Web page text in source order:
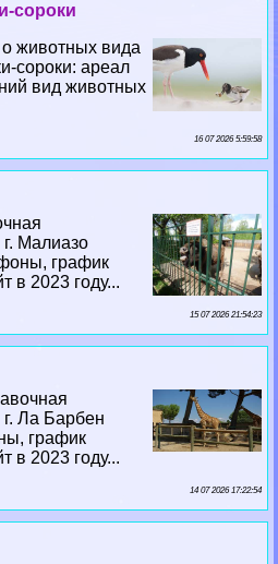
сороки
животных вида
сороки: ареал
вид животных
16 07 2026 5:59:58
Малиазо
график
в 2023 году...
15 07 2026 21:54:23
Ла Барбен
график
в 2023 году...
14 07 2026 17:22:54